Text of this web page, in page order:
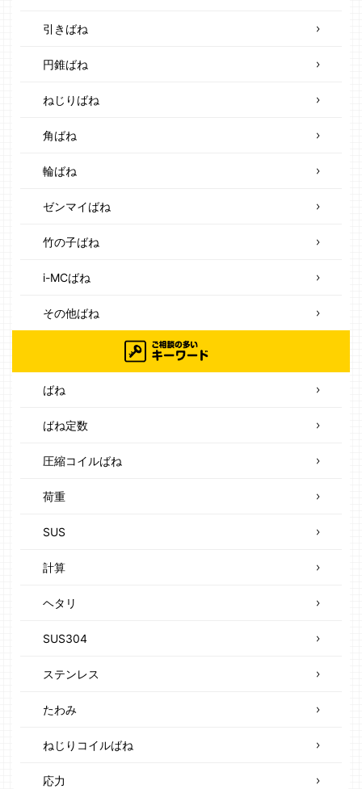
引きばね
円錐ばね
ねじりばね
角ばね
輪ばね
ゼンマイばね
竹の子ばね
i-MCばね
その他ばね
ばね
ばね定数
圧縮コイルばね
荷重
SUS
計算
ヘタリ
SUS304
ステンレス
たわみ
ねじりコイルばね
応力